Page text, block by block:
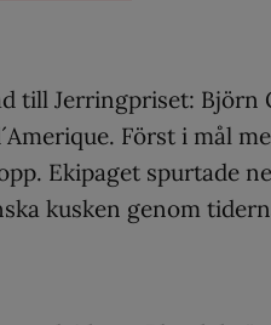
till Jerringpriset: Björn
Först i mål
Ekipaget spurtade
kusken genom